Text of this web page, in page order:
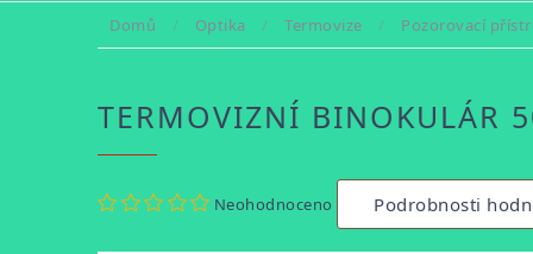
Domů / Optika / Termovize / Pozorovací
TERMOVIZNÍ BINOKULÁR
hodnocení
Neohodnoceno Podrobnosti